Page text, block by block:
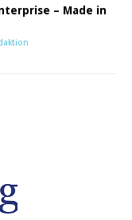
– Made in